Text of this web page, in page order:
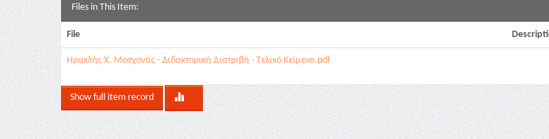
Files in This Item:
File
Ηρακλής Χ. Μοσχονάς - Διδακτορική Διατριβή - Τελικό Κείμενο.pdf
Show full item record